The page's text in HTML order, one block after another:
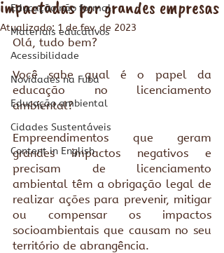
Educação não formal
Materiais educativos
Acessibilidade
Novidades na Fubá
Educação ambiental
Cidades Sustentáveis
Content in English
impactadas por grandes empresas
Atualizado: 1 de fev. de 2023
Olá, tudo bem?
Você sabe qual é o papel da
educação no licenciamento
ambiental?
Empreendimentos que geram
grandes impactos negativos e
precisam de licenciamento
ambiental têm a obrigação legal de
realizar ações para prevenir, mitigar
ou compensar os impactos
socioambientais que causam no seu
território de abrangência.